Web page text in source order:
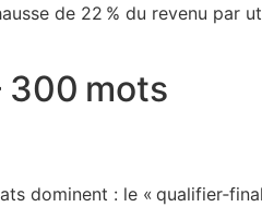
de 22 % du revenu par
300 mots
dominent : le «